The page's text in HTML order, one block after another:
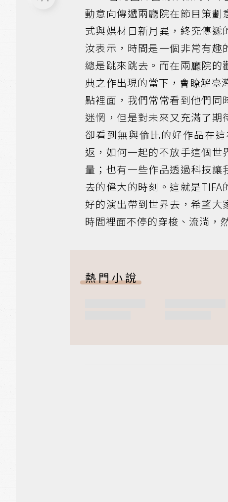
動意向傳遞兩廳院在節目策
式與媒材日新月異，終究傳
汝表示，時間是一個非常有
總是跳來跳去。而在兩廳院
典之作出現的當下，會瞭解臺
點裡面，我們常常看到他們
迷惘，但是對未來又充滿了
卻看到無與倫比的好作品在
返，如何一起的不放手這個
量；也有一些作品透過科技
去的偉大的時刻。這就是
好的演出帶到世界去，希望
時間裡面不停的穿梭、流淌，
熱門小說